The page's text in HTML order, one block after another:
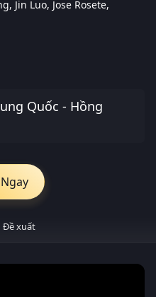
Jin Luo Jose Rosete
Quốc - Hồng
Đề xuất